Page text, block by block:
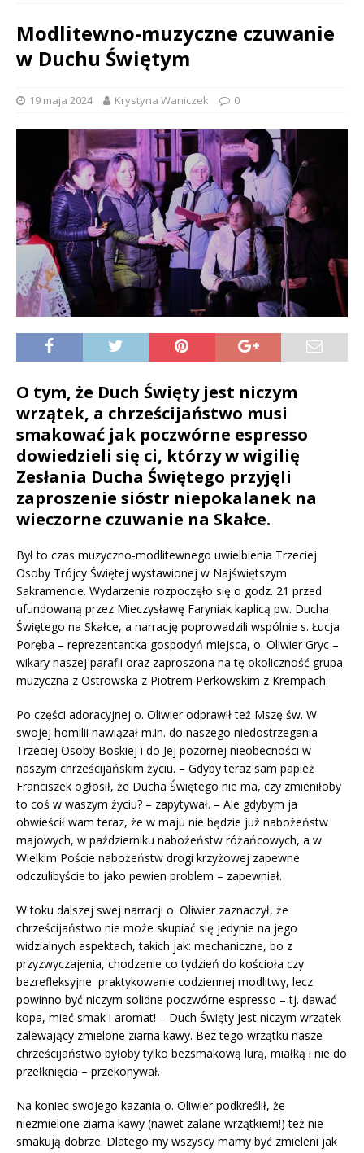
Modlitewno-muzyczne czuwanie
w Duchu Świętym
19 maja 2024 Krystyna Waniczek 0
O tym, że Duch Święty jest niczym
wrzątek, a chrześcijaństwo musi
smakować jak poczwórne espresso
dowiedzieli się ci, którzy w wigilię
Zesłania Ducha Świętego przyjęli
zaproszenie sióstr niepokalanek na
wieczorne czuwanie na Skałce.
Był to czas muzyczno-modlitewnego uwielbienia Trzeciej
Osoby Trójcy Świętej wystawionej w Najświętszym
Sakramencie. Wydarzenie rozpoczęło się o godz. 21 przed
ufundowaną przez Mieczysławę Faryniak kaplicą pw. Ducha
Świętego na Skałce, a narrację poprowadzili wspólnie s. Łucja
Poręba – reprezentantka gospodyń miejsca, o. Oliwier Gryc –
wikary naszej parafii oraz zaproszona na tę okoliczność grupa
muzyczna z Ostrowska z Piotrem Perkowskim z Krempach.
Po części adoracyjnej o. Oliwier odprawił też Mszę św. W
swojej homilii nawiązał m.in. do naszego niedostrzegania
Trzeciej Osoby Boskiej i do Jej pozornej nieobecności w
naszym chrześcijańskim życiu. – Gdyby teraz sam papież
Franciszek ogłosił, że Ducha Świętego nie ma, czy zmieniłoby
to coś w waszym życiu? – zapytywał. – Ale gdybym ja
obwieścił wam teraz, że w maju nie będzie już nabożeństw
majowych, w październiku nabożeństw różańcowych, a w
Wielkim Poście nabożeństw drogi krzyżowej zapewne
odczulibyście to jako pewien problem – zapewniał.
W toku dalszej swej narracji o. Oliwier zaznaczył, że
chrześcijaństwo nie może skupiać się jedynie na jego
widzialnych aspektach, takich jak: mechaniczne, bo z
przyzwyczajenia, chodzenie co tydzień do kościoła czy
bezrefleksyjne praktykowanie codziennej modlitwy, lecz
powinno być niczym solidne poczwórne espresso – tj. dawać
kopa, mieć smak i aromat! – Duch Święty jest niczym wrzątek
zalewający zmielone ziarna kawy. Bez tego wrzątku nasze
chrześcijaństwo byłoby tylko bezsmakową lurą, miałką i nie do
przełknięcia – przekonywał.
Na koniec swojego kazania o. Oliwier podkreślił, że
niezmielone ziarna kawy (nawet zalane wrzątkiem!) też nie
smakują dobrze. Dlatego my wszyscy mamy być zmieleni jak